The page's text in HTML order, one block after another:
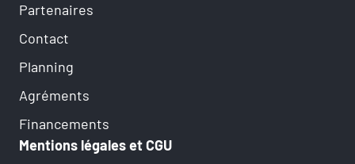
Partenaires
Contact
Planning
Agréments
Financements
Mentions légales et CGU